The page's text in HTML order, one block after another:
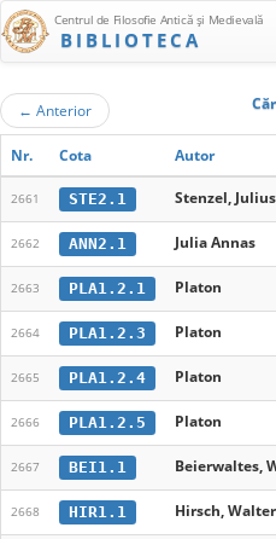
Centrul de Filosofie Antică şi Medievală
BIBLIOTECA
← Anterior
Nr. Cota Autor
2661 STE2.1 Stenzel, Julius
2662 ANN2.1 Julia Annas
2663 PLA1.2.1 Platon
2664 PLA1.2.3 Platon
2665 PLA1.2.4 Platon
2666 PLA1.2.5 Platon
2667 BEI1.1 Beierwaltes,
2668 HIR1.1 Hirsch, Walter